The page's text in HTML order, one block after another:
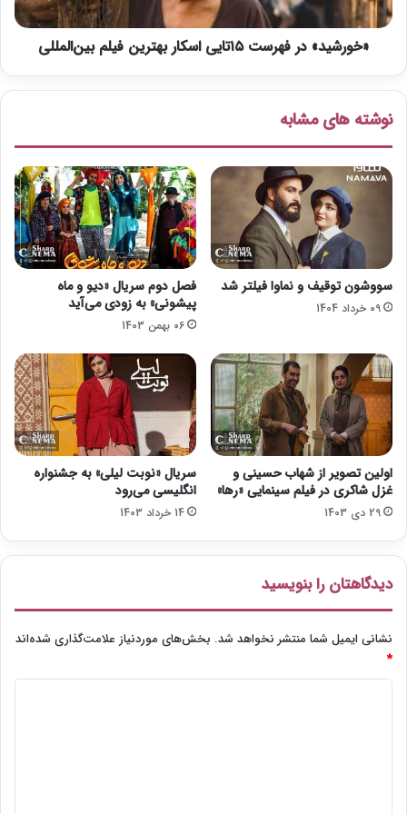
ش
ا
ی
ن
ی
ر
ا
ر
ن
م
ی
ا
ی
ر
ا
ن
»
د
س
ت
۵
ی
س
ک
ب
ه
ر
ی
ن
ف
ی
م
ب
ی
ل
م
ل
«خورشید» در فهرست ۱۵تایی اسکار بهترین فیلم بین‌المللی
نوشته های مشابه
سووشون توقیف و نماوا فیلتر شد
09 خرداد 1404
فصل دوم سریال «دیو و ماه
پیشونی» به زودی می‌آید
06 بهمن 1403
اولین تصویر از شهاب حسینی و
غزل شاکری در فیلم سینمایی «رها»
29 دی 1403
سریال «نوبت لیلی» به جشنواره
انگلیسی می‌رود
14 خرداد 1403
دیدگاهتان را بنویسید
نشانی ایمیل شما منتشر نخواهد شد. بخش‌های موردنیاز علامت‌گذاری شده‌اند
*